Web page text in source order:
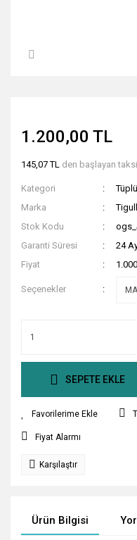
1.200,00 TL
145,07 TL den başlayan
Kategori
Marka
Stok Kodu
Garanti Süresi
24
Fiyat
Seçenekler
SEPETE EKLE
Fiyat Alarmı
Karşılaştır
Ürün Bilgisi